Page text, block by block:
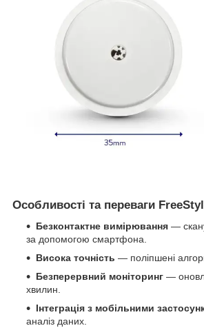
Особливості та переваги
Безконтактне вимірювання —
за допомогою смартфона.
Висока точність — поліпшені
Безперервний моніторинг —
хвилин.
Інтеграція з мобільними
аналіз даних.